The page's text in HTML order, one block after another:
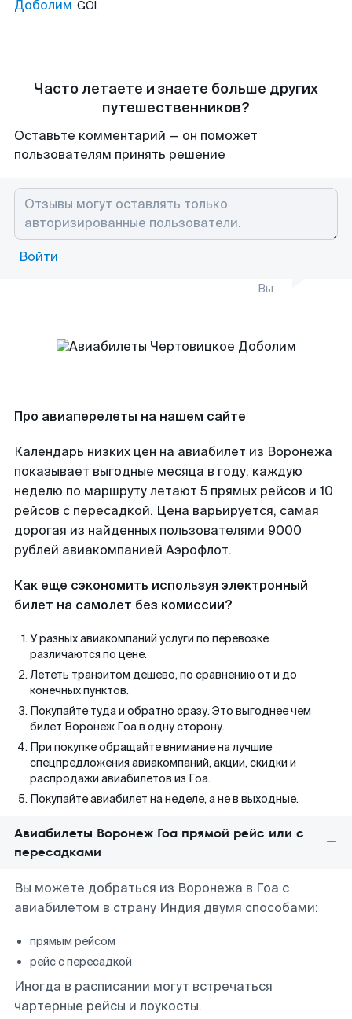
Доболим GOI
Часто летаете и знаете больше других
путешественников?
Оставьте комментарий — он поможет
пользователям принять решение
Войти
Вы
Про авиаперелеты на нашем сайте
Календарь низких цен на авиабилет из Воронежа
показывает выгодные месяца в году, каждую
неделю по маршруту летают 5 прямых рейсов и 10
рейсов с пересадкой. Цена варьируется, самая
дорогая из найденных пользователями 9000
рублей авиакомпанией Аэрофлот.
Как еще сэкономить используя электронный
билет на самолет без комиссии?
У разных авиакомпаний услуги по перевозке
различаются по цене.
Лететь транзитом дешево, по сравнению от и до
конечных пунктов.
Покупайте туда и обратно сразу. Это выгоднее чем
билет Воронеж Гоа в одну сторону.
При покупке обращайте внимание на лучшие
спецпредложения авиакомпаний, акции, скидки и
распродажи авиабилетов из Гоа.
Покупайте авиабилет на неделе, а не в выходные.
Авиабилеты Воронеж Гоа прямой рейс или с
пересадками
Вы можете добраться из Воронежа в Гоа с
авиабилетом в страну Индия двумя способами:
прямым рейсом
рейс с пересадкой
Иногда в расписании могут встречаться
чартерные рейсы и лоукосты.